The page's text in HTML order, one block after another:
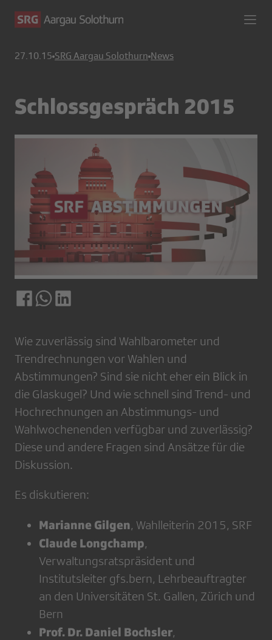
27.10.15 SRG Aargau Solothurn News
Schlossgespräch 2015
Wie zuverlässig sind Wahlbarometer und
Trendrechnungen vor Wahlen und
Abstimmungen? Sind sie nicht eher ein Blick in
die Glaskugel? Und wie schnell sind Trend- und
Hochrechnungen an Abstimmungs- und
Wahlwochenenden verfügbar und zuverlässig?
Diese und andere Fragen sind Ansätze für die
Diskussion.
Es diskutieren:
Marianne Gilgen, Wahlleiterin 2015, SRF
Claude Longchamp,
Verwaltungsratspräsident und
Institutsleiter gfs.bern, Lehrbeauftragter
an den Universitäten St. Gallen, Zürich und
Bern
Prof. Dr. Daniel Bochsler,